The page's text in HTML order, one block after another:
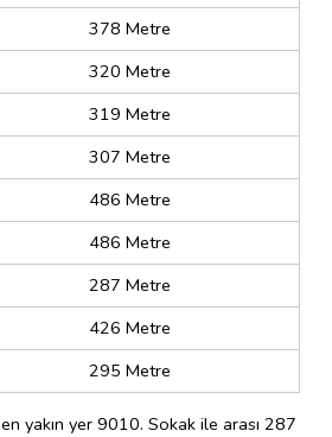
378 Metre
320 Metre
319 Metre
307 Metre
486 Metre
486 Metre
287 Metre
426 Metre
295 Metre
en yakın yer 9010. Sokak ile arası 287